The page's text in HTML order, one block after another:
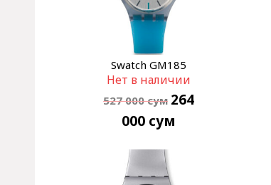
Swatch GM185
Нет в наличии
527 000сум 264
000 сум